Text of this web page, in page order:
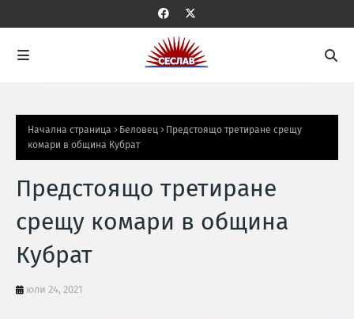
Начална страница Беловец
Предстоящо третиране срещу
комари в община Кубрат
Предстоящо третиране
срещу комари в община
Кубрат
юли 24, 2021